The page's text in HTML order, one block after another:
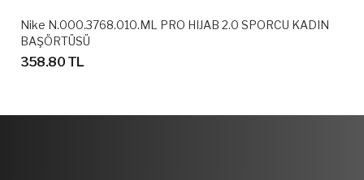
Nike N.000.3768.010.ML PRO HIJAB 2.0 SPORCU KADIN
BAŞÖRTÜSÜ
358.80 TL